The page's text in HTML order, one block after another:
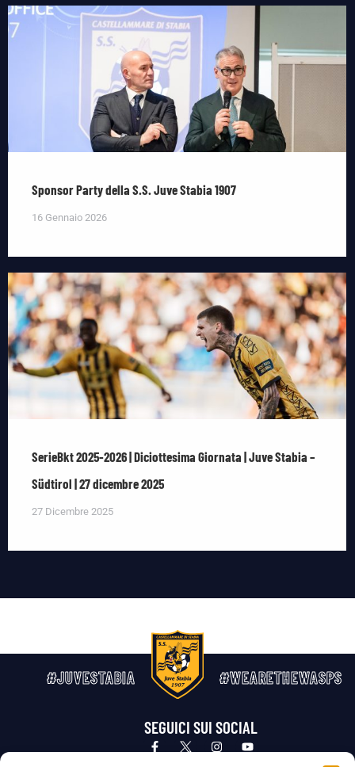
Sponsor Party della S.S. Juve Stabia 1907
16 Gennaio 2026
SerieBkt 2025-2026 | Diciottesima Giornata | Juve Stabia –
Südtirol | 27 dicembre 2025
27 Dicembre 2025
#JUVESTABIA #WEARETHEWASPS
SEGUICI SUI SOCIAL